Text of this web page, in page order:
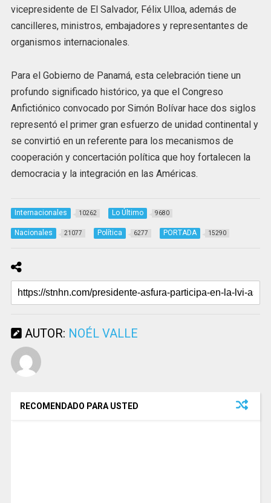
vicepresidente de El Salvador, Félix Ulloa, además de
cancilleres, ministros, embajadores y representantes de
organismos internacionales.
Para el Gobierno de Panamá, esta celebración tiene un
profundo significado histórico, ya que el Congreso
Anfictiónico convocado por Simón Bolívar hace dos siglos
representó el primer gran esfuerzo de unidad continental y
se convirtió en un referente para los mecanismos de
cooperación y concertación política que hoy fortalecen la
democracia y la integración en las Américas.
Internacionales 10262 Lo Último 9680
Nacionales 21077 Política 6277 PORTADA 15290
AUTOR: NOÉL VALLE
RECOMENDADO PARA USTED